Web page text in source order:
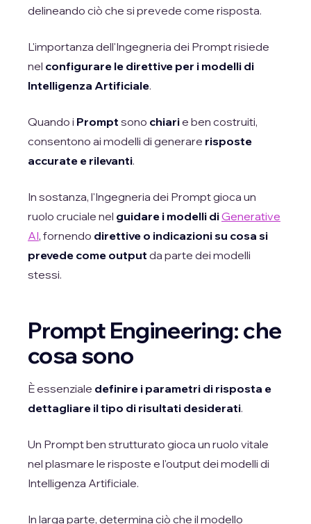
delineando ciò che si prevede come risposta.
L'importanza dell'Ingegneria dei Prompt risiede
nel configurare le direttive per i modelli di
Intelligenza Artificiale.
Quando i Prompt sono chiarie ben costruiti,
consentono ai modelli di generare risposte
accurate e rilevanti.
In sostanza, l'Ingegneria dei Prompt gioca un
ruolo cruciale nel guidare i modelli diGenerative
AI, fornendo direttive o indicazioni su cosa si
prevede come output da parte dei modelli
stessi.
Prompt Engineering: che
cosa sono
È essenziale definire i parametri di risposta e
dettagliare il tipo di risultati desiderati.
Un Prompt ben strutturato gioca un ruolo vitale
nel plasmare le risposte e l'output dei modelli di
Intelligenza Artificiale.
In larga parte, determina ciò che il modello